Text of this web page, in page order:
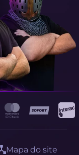
Mapa do site